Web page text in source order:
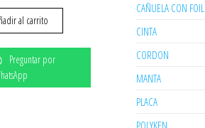
al carrito
Preguntar por
CAÑUELA CON FOIL
CINTA
CORDON
MANTA
PLACA
POLYKEN